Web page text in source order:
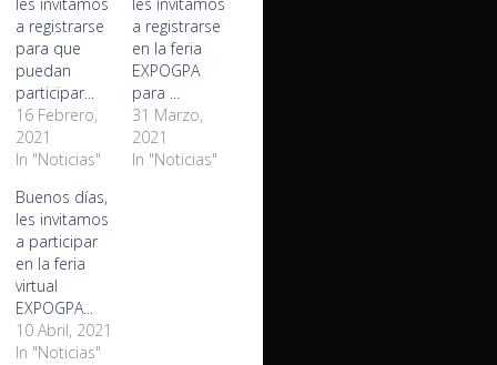
a registrarse
para que
puedan
participar...
16 Febrero,
2021
In "Noticias"
a registrarse
en la feria
EXPOGPA
para ...
31 Marzo,
2021
In "Noticias"
Buenos días,
les invitamos
a participar
en la feria
virtual
EXPOGPA...
10 Abril, 2021
In "Noticias"